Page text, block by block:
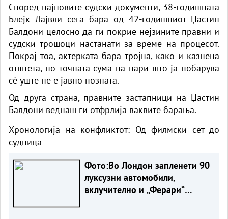
Според најновите судски документи, 38-годишната
Блејк Лајвли сега бара од 42-годишниот Џастин
Балдони целосно да ги покрие нејзините правни и
судски трошоци настанати за време на процесот.
Покрај тоа, актерката бара тројна, како и казнена
отштета, но точната сума на пари што ја побарува
сè уште не е јавно позната.
Од друга страна, правните застапници на Џастин
Балдони веднаш ги отфрлија ваквите барања.
Хронологија на конфликтот: Од филмски сет до
судница
Фото:Во Лондон запленети 90
луксузни автомобили,
вклучително и „Ферари“